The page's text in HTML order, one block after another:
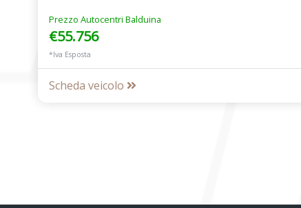
Prezzo Autocentri Balduina
€55.756
*Iva Esposta
Scheda veicolo